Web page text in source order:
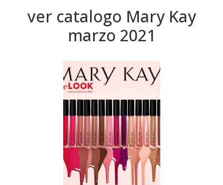
ver catalogo Mary Kay
marzo 2021